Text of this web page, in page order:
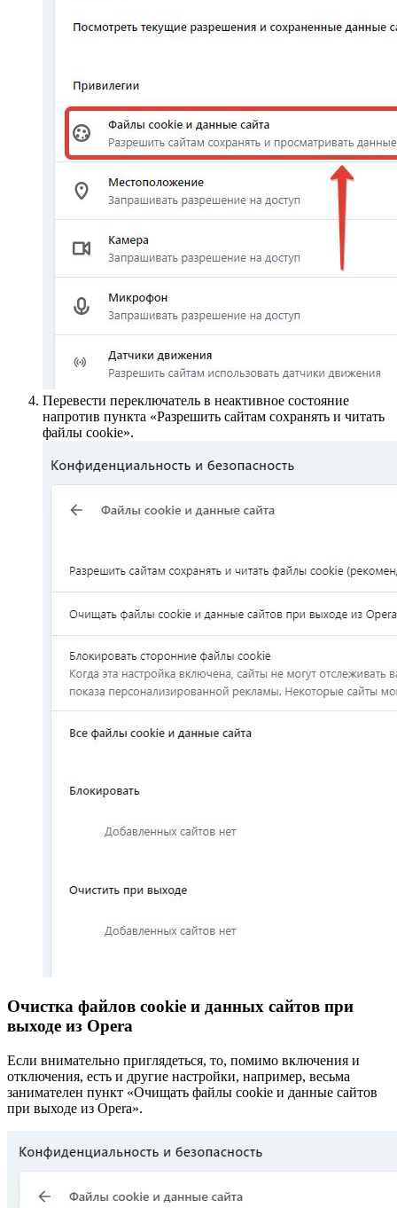
Перевести переключатель в неактивное состояние
напротив пункта «Разрешить сайтам сохранять и читать
файлы cookie».
Очистка файлов cookie и данных сайтов при
выходе из Opera
Если внимательно приглядеться, то, помимо включения и
отключения, есть и другие настройки, например, весьма
занимателен пункт «Очищать файлы cookie и данные сайтов
при выходе из Opera».